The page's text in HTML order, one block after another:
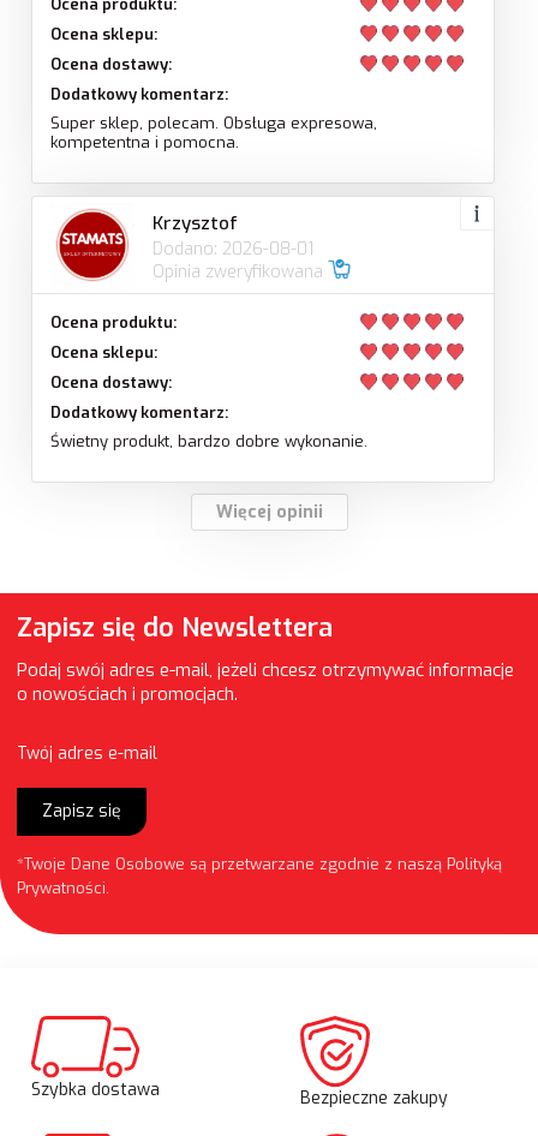
Ocena produktu:
Ocena sklepu:
Ocena dostawy:
Dodatkowy komentarz:
Super sklep, polecam. Obsługa expresowa,
kompetentna i pomocna.
Krzysztof
Dodano: 2026-08-01
Opinia zweryfikowana
Ocena produktu:
Ocena sklepu:
Ocena dostawy:
Dodatkowy komentarz:
Świetny produkt, bardzo dobre wykonanie.
Więcej opinii
Zapisz się do Newslettera
Podaj swój adres e-mail, jeżeli chcesz otrzymywać informacje
o nowościach i promocjach.
Twój adres e-mail
Zapisz się
*Twoje Dane Osobowe są przetwarzane zgodnie z naszą Polityką
Prywatności.
Szybka dostawa Bezpieczne zakupy